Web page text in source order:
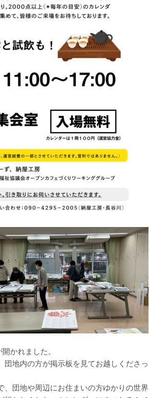
かれました。
地内の方が掲示板を見てお越しくださっ
団地や周辺にお住まいの方ゆかりの世界